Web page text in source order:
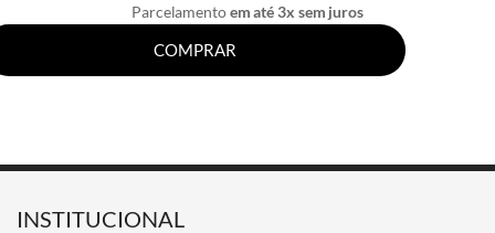
Parcelamentoem até 3x sem juros
COMPRAR
INSTITUCIONAL